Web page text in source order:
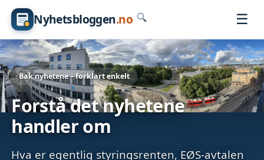
Nyhetsbloggen.no 🔍 ☰
Bak nyhetene – forklart enkelt
Forstå det nyhetene
handler om
Hva er egentlig styringsrenten, EØS-avtalen